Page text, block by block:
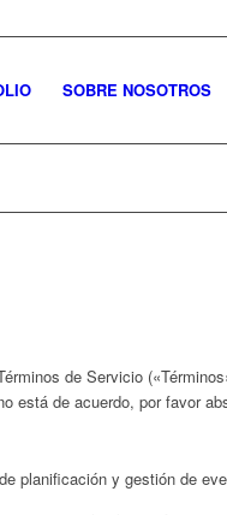
SOBRE NOSOTROS
de Servicio
está de acuerdo, por favor
planificación y gestión de